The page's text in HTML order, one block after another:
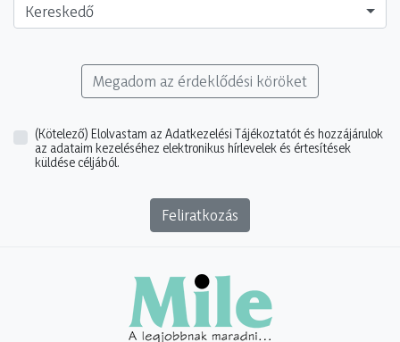
Kereskedő
Megadom az érdeklődési köröket
(Kötelező) Elolvastam az Adatkezelési Tájékoztatót és hozzájárulok
az adataim kezeléséhez elektronikus hírlevelek és értesítések
küldése céljából.
Feliratkozás